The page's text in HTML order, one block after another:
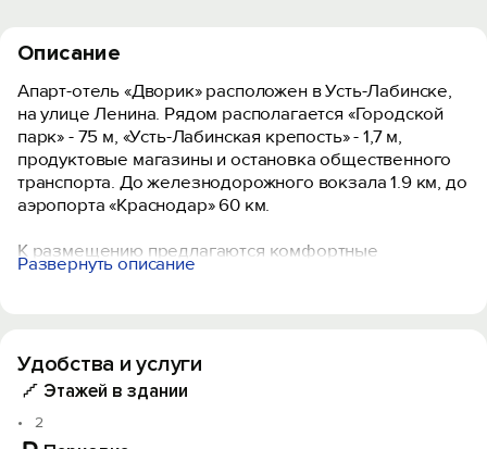
Описание
Апарт-отель «Дворик» расположен в Усть-Лабинске,
на улице Ленина. Рядом располагается «Городской
парк» - 75 м, «Усть-Лабинская крепость» - 1,7 м,
продуктовые магазины и остановка общественного
транспорта. До железнодорожного вокзала 1.9 км, до
аэропорта «Краснодар» 60 км.
К размещению предлагаются комфортные
апартаменты с необходимой мебелью,
На кухне установлена плита, чайник, микроволновая
принадлежности и обеденный стол. В 100 м работает
Развернуть описание
Удобства и услуги
Этажей в здании
2